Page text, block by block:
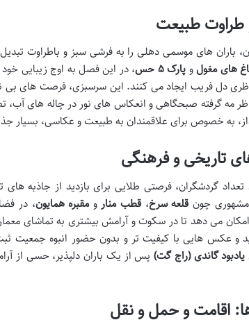
طراوت طبیعت
باران های موسمی دهلی را به فرشی سبز و باطراوت
های مغولو پارک ۵ حس
، در این فصل به اوج زیبایی
دل فریب ایجاد می کنند. این سرسبزی، فرصت های
مه گرفته صبحگاهی و انعکاس های نور در چاله های آب،
به خصوص برای علاقمندان به طبیعت و عکاسی، بسیار
تاریخی و فرهنگی
گردشگران، فرصتی طلایی برای بازدید از جاذبه
چون قلعه سرخ، قطب منار ومقبره همایون، در
می دهد تا در سکوت و آرامش بیشتری به تماشای
و عکس هایی با کیفیت تر و بدون حضور انبوه جمعیت ثبت
یادبود گاندی (راج گت)پس از یک باران دلپذیر، حسی از
اقامت و حمل و نقل